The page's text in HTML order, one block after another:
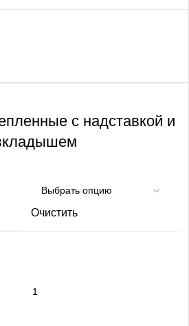
с надставкой и
Очистить